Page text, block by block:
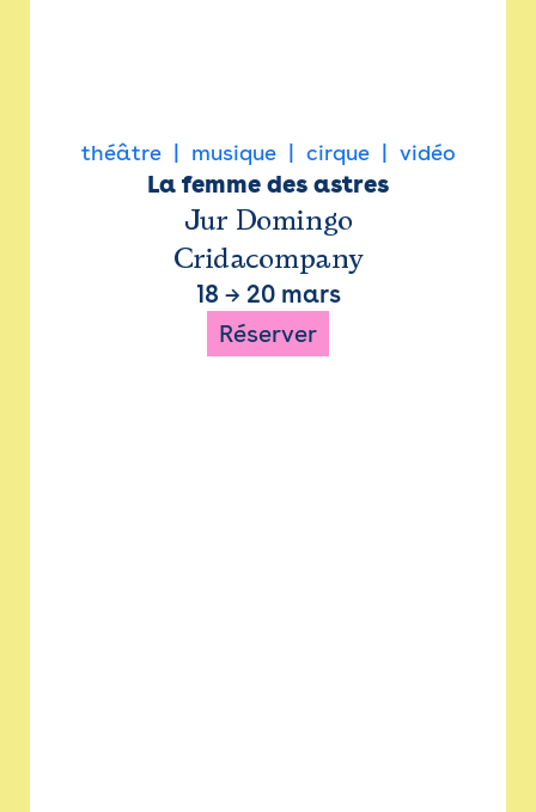
théâtre musique cirque vidéo
La femme des astres
Jur Domingo
Cridacompany
18 → 20 mars
Réserver